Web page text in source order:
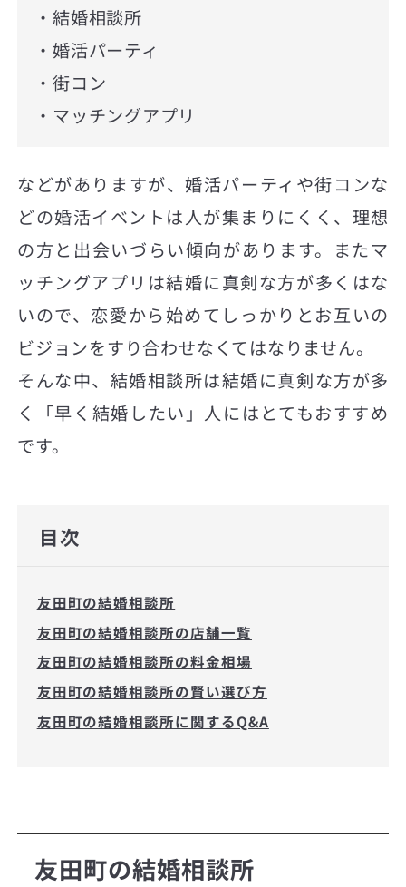
・結婚相談所
・婚活パーティ
・街コン
・マッチングアプリ
などがありますが、婚活パーティや街コンな
どの婚活イベントは人が集まりにくく、理想
の方と出会いづらい傾向があります。またマ
ッチングアプリは結婚に真剣な方が多くはな
いので、恋愛から始めてしっかりとお互いの
ビジョンをすり合わせなくてはなりません。
そんな中、結婚相談所は結婚に真剣な方が多
く「早く結婚したい」人にはとてもおすすめ
です。
目次
友田町の結婚相談所
友田町の結婚相談所の店舗一覧
友田町の結婚相談所の料金相場
友田町の結婚相談所の賢い選び方
友田町の結婚相談所に関するQ&A
友田町の結婚相談所